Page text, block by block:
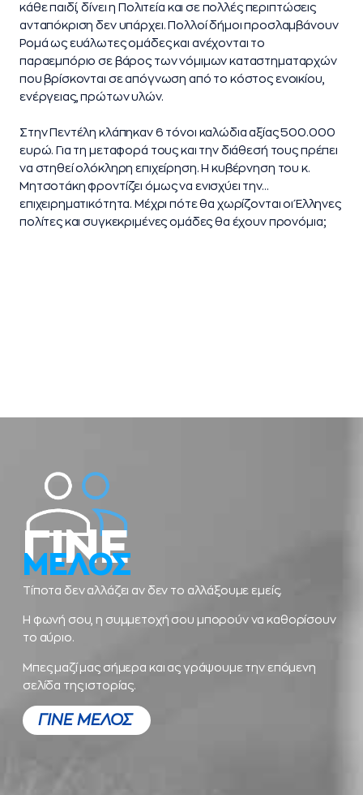
κάθε παιδί, δίνει η Πολιτεία και σε πολλές περιπτώσεις
ανταπόκριση δεν υπάρχει. Πολλοί δήμοι προσλαμβάνουν
Ρομά ως ευάλωτες ομάδες και ανέχονται το
παραεμπόριο σε βάρος των νόμιμων καταστηματαρχών
που βρίσκονται σε απόγνωση από το κόστος ενοικίου,
ενέργειας, πρώτων υλών.
Στην Πεντέλη κλάπηκαν 6 τόνοι καλώδια αξίας 500.000
ευρώ. Για τη μεταφορά τους και την διάθεσή τους πρέπει
να στηθεί ολόκληρη επιχείρηση. Η κυβέρνηση του κ.
Μητσοτάκη φροντίζει όμως να ενισχύει την…
επιχειρηματικότητα. Μέχρι πότε θα χωρίζονται οι Έλληνες
πολίτες και συγκεκριμένες ομάδες θα έχουν προνόμια;
ΓΙΝΕ
ΜΕΛΟΣ
Τίποτα δεν αλλάζει αν δεν το αλλάξουμε εμείς.
Η φωνή σου, η συμμετοχή σου μπορούν να καθορίσουν
το αύριο.
Μπες μαζί μας σήμερα και ας γράψουμε την επόμενη
σελίδα της ιστορίας.
ΓΙΝΕ ΜΕΛΟΣ